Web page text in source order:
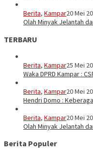
Berita, Kampar20 Mei
Olah Minyak Jelantah
TERBARU
Berita, Kampar25 Mei
Waka DPRD Kampar :
Berita, Kampar20 Mei
Hendri Domo :
Berita, Kampar20 Mei
Olah Minyak Jelantah
Berita Populer